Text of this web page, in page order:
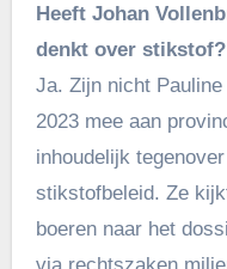
Heeft Johan
denkt over stikstof?
Ja. Zijn nicht
2023 mee aan
inhoudelijk
stikstofbeleid. Ze
boeren naar het
via rechtszaken